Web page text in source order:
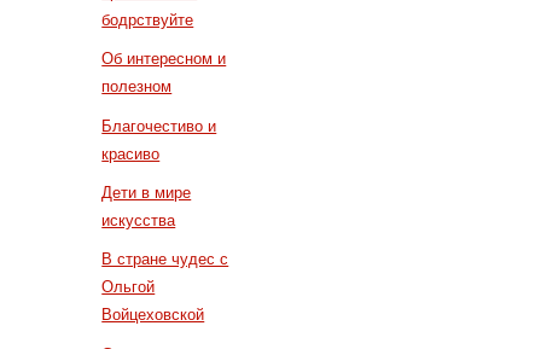
бодрствуйте
Об интересном и
полезном
Благочестиво и
красиво
Дети в мире
искусства
В стране чудес с
Ольгой
Войцеховской